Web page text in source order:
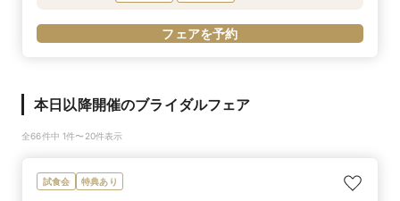
フェアを予約
本日以降開催のブライダルフェア
全66件中 1件〜20件表示
試食会 特典あり